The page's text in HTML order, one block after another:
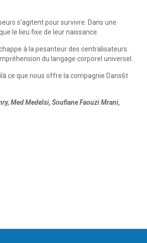
s’agitent pour survivre. Dans une
le lieu fixe de leur naissance.
à la pesanteur des centralisateurs
du langage corporel universel.
ce que nous offre la compagnie Dans6t
Med Medelsi, Soufiane Faouzi Mrani,